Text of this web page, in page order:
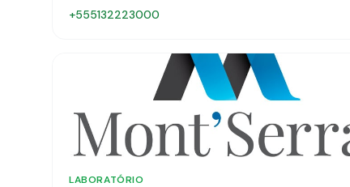
+555132223000
LABORATÓRIO